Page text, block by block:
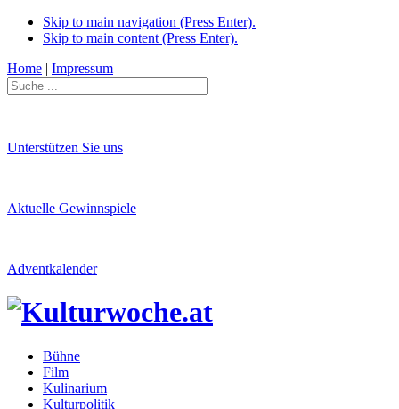
Skip to main navigation (Press Enter).
Skip to main content (Press Enter).
Home | Impressum
Unterstützen Sie uns
Aktuelle Gewinnspiele
Adventkalender
Bühne
Film
Kulinarium
Kulturpolitik